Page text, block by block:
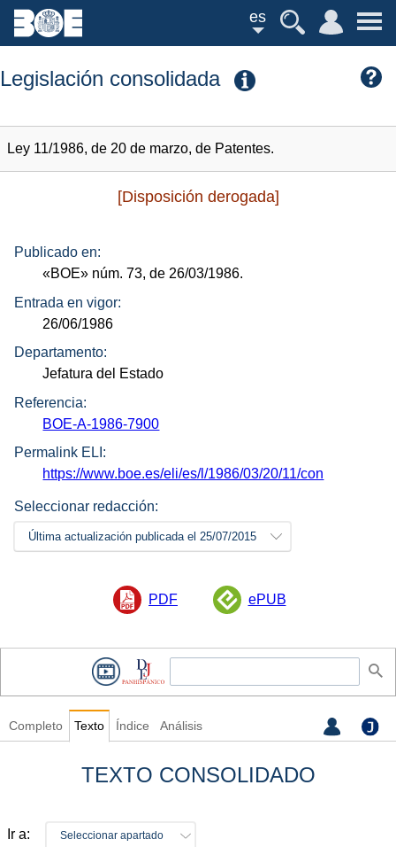
es
Legislación consolidada
Ley 11/1986, de 20 de marzo, de Patentes.
[Disposición derogada]
Publicado en:
«BOE» núm. 73, de 26/03/1986.
Entrada en vigor:
26/06/1986
Departamento:
Jefatura del Estado
Referencia:
BOE-A-1986-7900
Permalink ELI:
https://www.boe.es/eli/es/l/1986/03/20/11/con
Seleccionar redacción:
Última actualización publicada el 25/07/2015
PDF ePUB
Completo Texto Índice Análisis
TEXTO CONSOLIDADO
Ir a: Seleccionar apartado